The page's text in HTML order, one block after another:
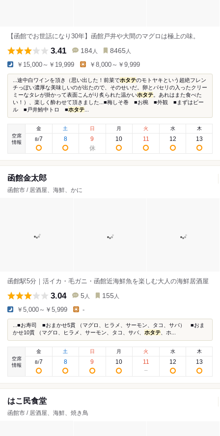
【函館でお世話になり30年】函館戸井や大間のマグロは極上の味。
3.41 184 人 8465 人
￥15,000～￥19,999 ￥8,000～￥9,999
...途中白ワインを頂き（思い出した！前菜でホタテのモトヤキという超絶フレン
チっぽい濃厚な美味しいのが出たので、そのせいだ。卵とパセリの入ったクリー
ミーなタレが掛かって表面こんがり炙られた温かいホタテ 。あれはまた食べた
い！）、楽しく酔わせて頂きました...■梅しそ巻 ■お椀 ■外観 ■まずはビー
ル ■戸井鮪中トロ ■ホタテ
空席
情報
金
8/7
土
8
日
9
月
10
火
11
水
12
木
13
函館金太郎
函館市 / 居酒屋、海鮮、かに
函館駅5分｜活イカ・毛ガニ・函館近海鮮魚を楽しむ大人の海鮮居酒屋
3.04 5 人 155 人
￥5,000～￥5,999 -
...■お寿司 ■おまかせ5貫 （マグロ、ヒラメ、サーモン、タコ、サバ） ■おま
かせ10貫 （マグロ、ヒラメ、サーモン、タコ、サバ、 ホタテ 、ホ...
空席
情報
金
8/7
土
8
日
9
月
10
火
11
水
12
木
13
はこ民食堂
函館市 / 居酒屋、海鮮、焼き鳥